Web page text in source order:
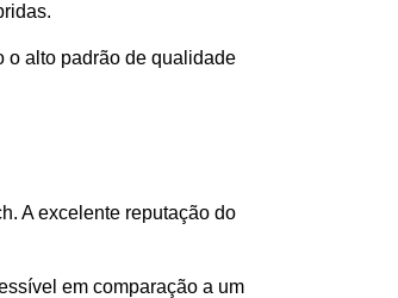
o alto padrão de qualidade
A excelente reputação do
em comparação a um